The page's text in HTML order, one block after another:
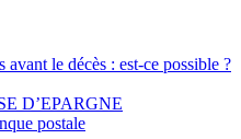
avant le décès : est-ce possible ?
D’EPARGNE
postale